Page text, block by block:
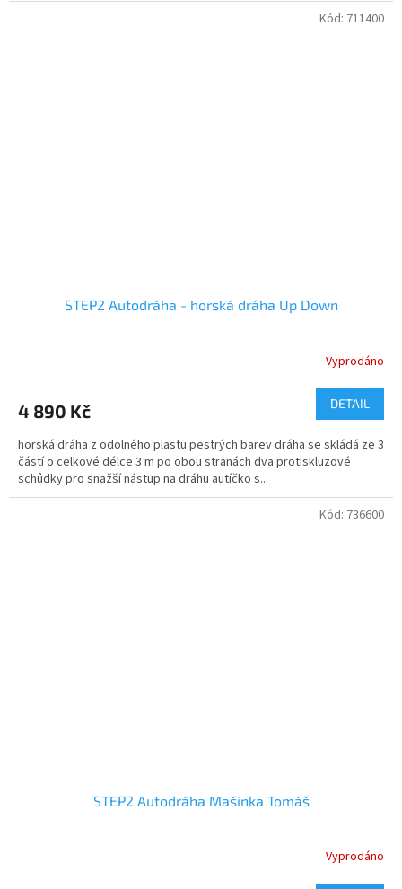
STEP2 Autodráha - horská dráha Up Down
Vyprodáno
4 890 Kč DETAIL
horská dráha z odolného plastu pestrých barev dráha se skládá ze 3
částí o celkové délce 3 m po obou stranách dva protiskluzové
schůdky pro snažší nástup na dráhu autíčko s...
Kód: 711400
STEP2 Autodráha Mašinka Tomáš
Vyprodáno
Kód: 736600